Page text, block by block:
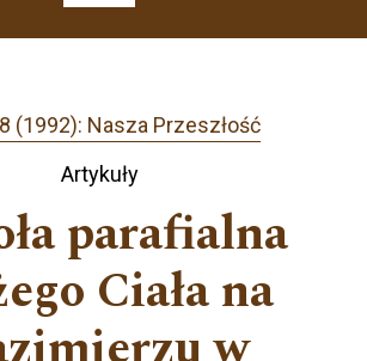
(1992): Nasza Przeszłość
Artykuły
parafialna
Ciała na